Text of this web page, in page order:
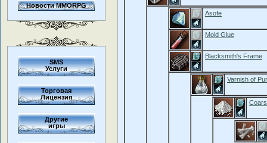
Новости MMORPG
SMS
Услуги
Торговая
Лицензия
Другие
игры
Asofe
Mold Glue
Blacksmith's Frame
Varnish of